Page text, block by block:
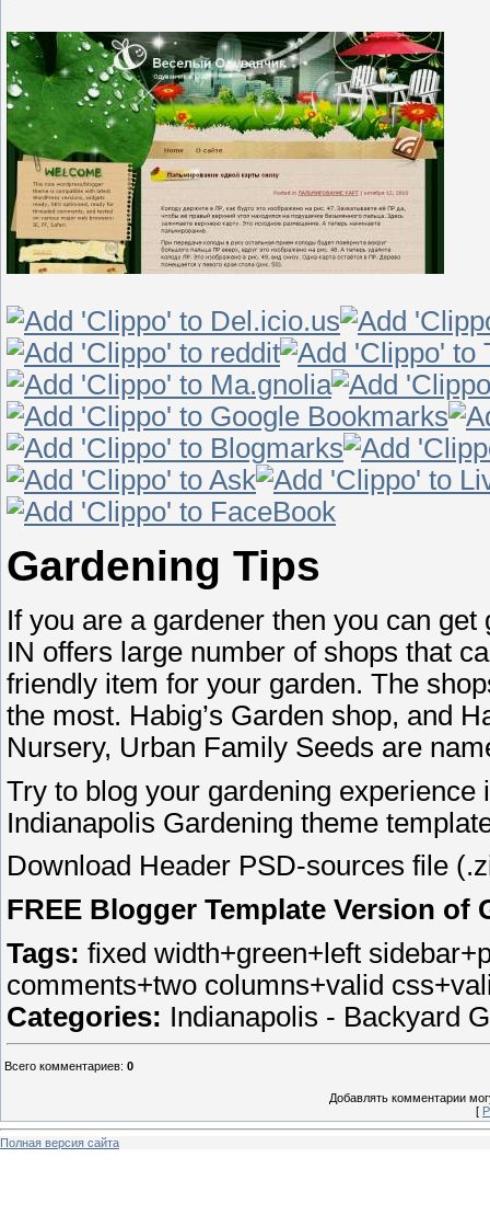
Gardening Tips
If you are a gardener then you can
IN offers large number of shops that
friendly item for your garden. The
the most. Habig’s Garden shop, and
Nursery, Urban Family Seeds are
Try to blog your gardening
Indianapolis Gardening theme
Download Header PSD-sources file
FREE Blogger Template Version of
Tags: fixed width+green+left
comments+two columns+valid
Categories: Indianapolis - Backyard
Всего комментариев: 0
Добавлять комментарии
[
Полная версия сайта